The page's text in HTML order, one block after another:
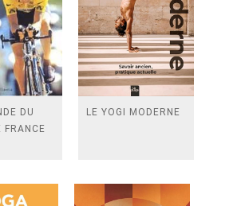
DU
FRANCE
LE YOGI MODERNE